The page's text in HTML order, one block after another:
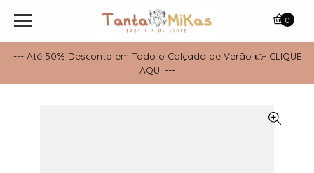
--- Até 50% Desconto em Todo o Calçado de Verão 👉 CLIQUE
AQUI ---
0